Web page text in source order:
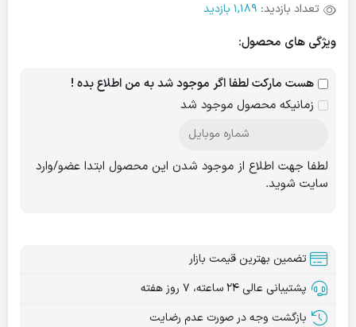
تعداد بازدید: 1,189 بازدید
ویژگی های محصول:
هست مارکت لطفا اگر موجود شد به من اطلاع بده !
زمانیکه محصول موجود شد
لطفا جهت اطلاع از موجود شدن این محصول ابتدا عضو/وارد
سایت شوید.
تضمین بهترین قیمت بازار
پشتیبانی عالی ۲۴ ساعته، ۷ روز هفته
بازگشت وجه در صورت عدم رضایت